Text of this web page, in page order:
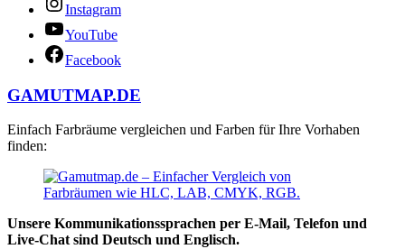
Instagram
YouTube
Facebook
GAMUTMAP.DE
Einfach Farbräume vergleichen und Farben für Ihre Vorhaben
finden:
Unsere Kommunikationssprachen per E-Mail, Telefon und
Live-Chat sind Deutsch und Englisch.